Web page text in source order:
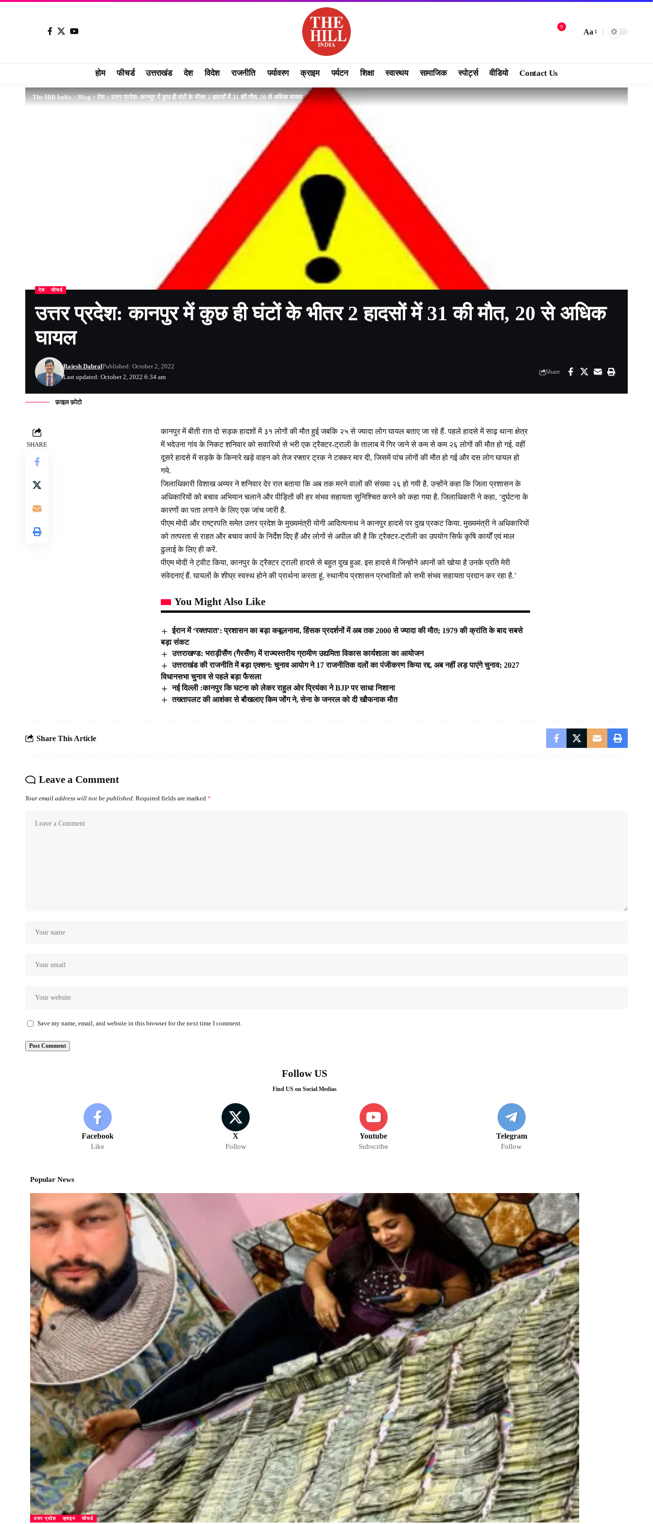
9
Aa
होम फीचर्ड उत्तराखंड देश विदेश राजनीति पर्यावरण क्राइम पर्यटन शिक्षा स्वास्थय सामाजिक स्पोर्ट्स वीडियो Contact Us
The Hill India>Blog>देश>उत्तर प्रदेश: कानपुर में कुछ ही घंटों के भीतर 2 हादसों में 31 की मौत, 20 से अधिक घायल
देश फीचर्ड
उत्तर प्रदेश: कानपुर में कुछ ही घंटों के भीतर 2 हादसों में 31 की मौत, 20 से अधिक
घायल
Last updated: October 2, 2022 6:34 am
Rajesh DabralPublished: October 2, 2022
Share
फ़ाइल फ़ोटो
SHARE
कानपुर में बीती रात दो सड़क हादशों में ३१ लोगों की मौत हुई जबकि २५ से ज्यादा लोग घायल बताए जा रहे हैं. पहले हादसे में साढ़ थाना क्षेत्र
में भदेउना गांव के निकट शनिवार को सवारियों से भरी एक ट्रैक्टर-ट्राली के तालाब में गिर जाने से कम से कम २६ लोगों की मौत हो गई. वहीं
दूसरे हादसे में सड़के के किनारे खड़े वाहन को तेज रफ्तार ट्रक ने टक्कर मार दी, जिसमें पांच लोगों की मौत हो गई और दस लोग घायल हो
गये.
जिलाधिकारी विशाख अय्यर ने शनिवार देर रात बताया कि अब तक मरने वालों की संख्या २६ हो गयी है. उन्होंने कहा कि जिला प्रशासन के
अधिकारियों को बचाव अभियान चलाने और पीड़ितों की हर संभव सहायता सुनिश्चित करने को कहा गया है. जिलाधिकारी ने कहा, ‘दुर्घटना के
कारणों का पता लगाने के लिए एक जांच जारी है.
पीएम मोदी और राष्ट्रपति समेत उत्तर प्रदेश के मुख्‍यमंत्री योगी आदित्‍यनाथ ने कानपुर हादसे पर दुख प्रकट किया. मुख्यमंत्री ने अधिकारियों
को तत्परता से राहत और बचाव कार्य के निर्देश दिए हैं और लोगों से अपील की है कि ट्रैक्टर-ट्रॉली का उपयोग सिर्फ कृषि कार्यों एवं माल
ढुलाई के लिए ही करें.
पीएम मोदी ने ट्वीट किया, कानपुर के ट्रैक्टर ट्राली हादसे से बहुत दुख हुआ. इस हादसे में जिन्होंने अपनों को खोया है उनके प्रति मेरी
संवेदनाएं हैं. घायलों के शीघ्र स्वस्थ होने की प्रार्थना करता हूं. स्थानीय प्रशासन प्रभावितों को सभी संभव सहायता प्रदान कर रहा है.’
You Might Also Like
ईरान में ‘रक्तपात’: प्रशासन का बड़ा कबूलनामा, हिंसक प्रदर्शनों में अब तक 2000 से ज्यादा की मौत; 1979 की क्रांति के बाद सबसे
बड़ा संकट
उत्तराखण्ड: भराड़ीसैंण (गैरसैंण) में राज्यस्तरीय ग्रामीण उद्यमिता विकास कार्यशाला का आयोजन
उत्तराखंड की राजनीति में बड़ा एक्शन: चुनाव आयोग ने 17 राजनीतिक दलों का पंजीकरण किया रद्द, अब नहीं लड़ पाएंगे चुनाव; 2027
विधानसभा चुनाव से पहले बड़ा फैसला
नई दिल्ली :कानपुर कि घटना को लेकर राहुल ओर प्रियंका ने BJP पर साधा निशाना
तख्तापलट की आशंका से बौखलाए किम जोंग ने, सेना के जनरल को दी खौफनाक मौत
Share This Article
Leave a Comment
Your email address will not be published. Required fields are marked *
Save my name, email, and website in this browser for the next time I comment.
Follow US
Find US on Social Medias
Facebook
Like
X
Follow
Youtube
Subscribe
Telegram
Follow
Popular News
उत्तर प्रदेश क्राइम फीचर्ड